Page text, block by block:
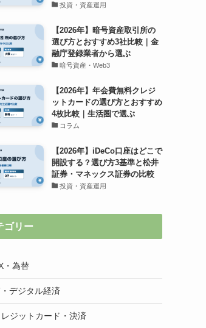
投資・資産運用
【2026年】暗号資産取引所の
選び方とおすすめ3社比較｜金
融庁登録業者から選ぶ
暗号資産・Web3
【2026年】年会費無料クレジ
ットカードの選び方とおすすめ
4枚比較｜生活圏で選ぶ
コラム
【2026年】iDeCo口座はどこで
開設する？選び方3基準と松井
証券・マネックス証券の比較
投資・資産運用
ゴリー
・為替
デジタル経済
レジットカード・決済